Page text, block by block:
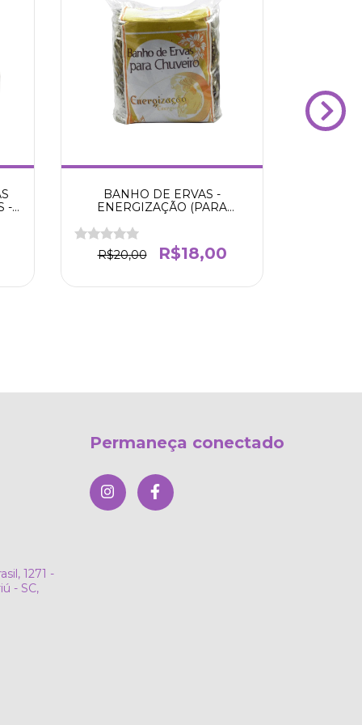
-
BANHO DE ERVAS -
ENERGIZAÇÃO (PARA
R$20,00 R$18,00
1271 -
- SC,
Permaneça conectado